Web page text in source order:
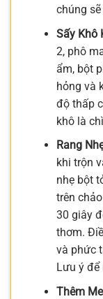
chúng
Sấy Khô
2, phô
ẩm, bột
hỏng và
độ thấp
khô là
Rang
khi trộn
nhẹ bột
trên
30 giây
thơm.
và phức
Lưu ý
Thêm